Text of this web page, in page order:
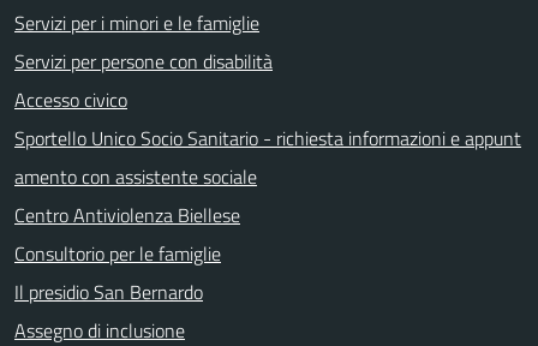
Servizi per i minori e le famiglie
Servizi per persone con disabilità
Accesso civico
Sportello Unico Socio Sanitario - richiesta informazioni e appunt
amento con assistente sociale
Centro Antiviolenza Biellese
Consultorio per le famiglie
Il presidio San Bernardo
Assegno di inclusione